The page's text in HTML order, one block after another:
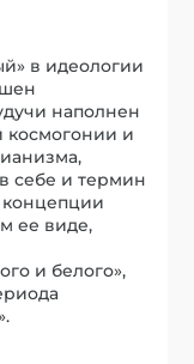
в идеологии
наполнен
космогонии и
себе и термин
концепции
ее виде,
и белого»,